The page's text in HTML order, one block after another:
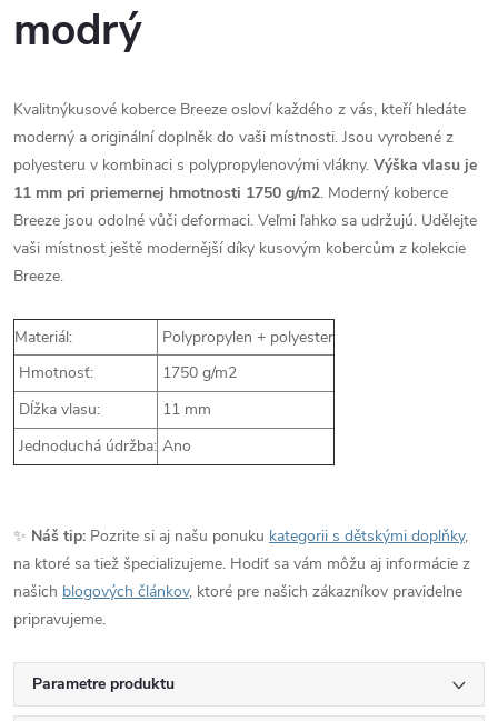
modrý
Kvalitnýkusové koberce Breeze osloví každého z vás, kteří hledáte
moderný a originální doplněk do vaši místnosti. Jsou vyrobené z
polyesteru v kombinaci s polypropylenovými vlákny. Výška vlasu je
11 mm pri priemernej hmotnosti 1750 g/m2. Moderný koberce
Breeze jsou odolné vůči deformaci. Veľmi ľahko sa udržujú. Udělejte
vaši místnost ještě modernější díky kusovým kobercům z kolekcie
Breeze.
Materiál:
Polypropylen + polyester
Hmotnosť:
1750 g/m2
Dĺžka vlasu:
11 mm
Jednoduchá údržba: Ano
✨ Náš tip: Pozrite si aj našu ponuku kategorii s dětskými doplňky,
na ktoré sa tiež špecializujeme. Hodiť sa vám môžu aj informácie z
našich blogových článkov, ktoré pre našich zákazníkov pravidelne
pripravujeme.
Parametre produktu